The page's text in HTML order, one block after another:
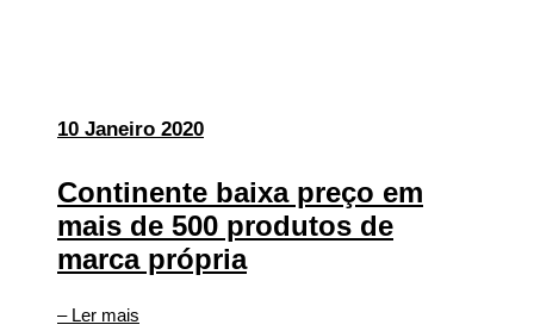
10 Janeiro 2020
Continente baixa preço em
mais de 500 produtos de
marca própria
– Ler mais